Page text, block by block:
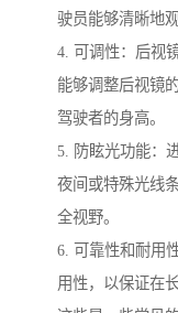
驶员能够清晰地
4. 可调性：后视
能够调整后视镜
驾驶者的身高。
5. 防眩光功能：
夜间或特殊光线
全视野。
6. 可靠性和耐用
用性，以保证在